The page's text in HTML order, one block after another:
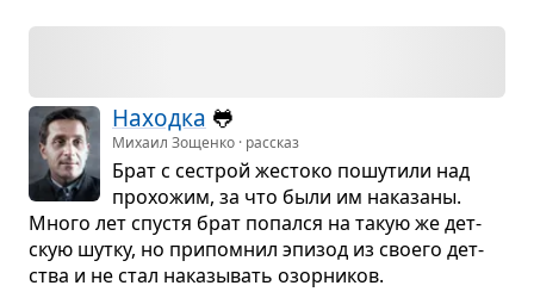
Находка 🐸
Михаил Зощенко · рассказ
Брат с сестрой жестоко пошу­тили над
про­хо­жим, за что были им нака­заны.
Много лет спу­стя брат попался на такую же дет­
скую шутку, но при­по­мнил эпи­зод из сво­его дет­
ства и не стал нака­зы­вать озор­ни­ков.